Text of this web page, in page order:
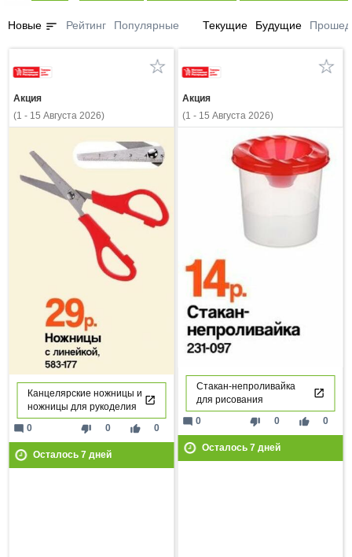
Новые sort Рейтинг Популярные Текущие Будущие
Акция
(1 - 15 Августа 2026)
Канцелярские ножницы и
ножницы для рукоделия
thumb_down 0 thumb_up 0
mode_comment 0
Осталось 7дней
Акция
(1 - 15 Августа 2026)
Стакан-непроливайка
для рисования
thumb_down 0 thumb_up 0
mode_comment 0
Осталось 7дней